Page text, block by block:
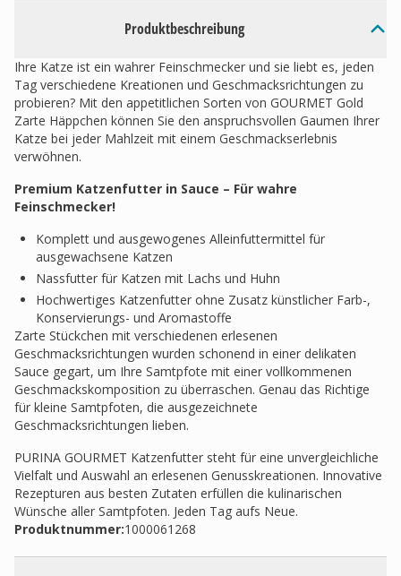
Produktbeschreibung
Ihre Katze ist ein wahrer Feinschmecker und sie liebt es, jeden
Tag verschiedene Kreationen und Geschmacksrichtungen zu
probieren? Mit den appetitlichen Sorten von GOURMET Gold
Zarte Häppchen können Sie den anspruchsvollen Gaumen Ihrer
Katze bei jeder Mahlzeit mit einem Geschmackserlebnis
verwöhnen.
Premium Katzenfutter in Sauce – Für wahre
Feinschmecker!
Komplett und ausgewogenes Alleinfuttermittel für
ausgewachsene Katzen
Nassfutter für Katzen mit Lachs und Huhn
Hochwertiges Katzenfutter ohne Zusatz künstlicher Farb-,
Konservierungs- und Aromastoffe
Zarte Stückchen mit verschiedenen erlesenen
Geschmacksrichtungen wurden schonend in einer delikaten
Sauce gegart, um Ihre Samtpfote mit einer vollkommenen
Geschmackskomposition zu überraschen. Genau das Richtige
für kleine Samtpfoten, die ausgezeichnete
Geschmacksrichtungen lieben.
PURINA GOURMET Katzenfutter steht für eine unvergleichliche
Vielfalt und Auswahl an erlesenen Genusskreationen. Innovative
Rezepturen aus besten Zutaten erfüllen die kulinarischen
Wünsche aller Samtpfoten. Jeden Tag aufs Neue.
Produktnummer:1000061268